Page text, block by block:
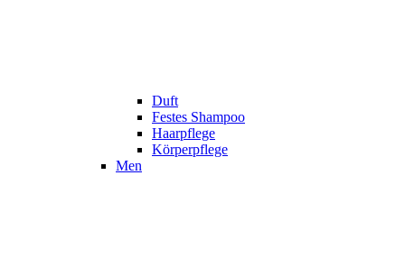
Duft
Festes Shampoo
Haarpflege
Körperpflege
Men